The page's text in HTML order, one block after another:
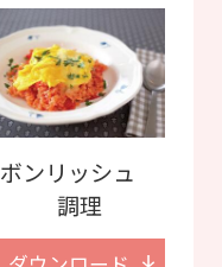
ボンリッシュ
調理